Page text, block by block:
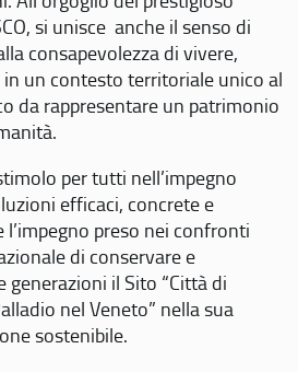
si unisce anche il senso di
consapevolezza di vivere,
un contesto territoriale unico al
da rappresentare un patrimonio
per tutti nell’impegno
efficaci, concrete e
l’impegno preso nei confronti
di conservare e
il Sito “Città di
nel Veneto” nella sua
sostenibile.